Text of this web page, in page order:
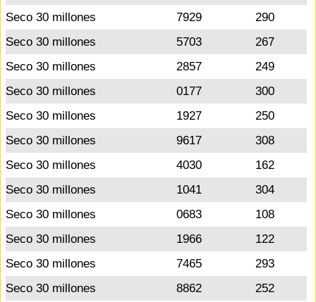
Seco 30 millones
7929
290
Seco 30 millones
5703
267
Seco 30 millones
2857
249
Seco 30 millones
0177
300
Seco 30 millones
1927
250
Seco 30 millones
9617
308
Seco 30 millones
4030
162
Seco 30 millones
1041
304
Seco 30 millones
0683
108
Seco 30 millones
1966
122
Seco 30 millones
7465
293
Seco 30 millones
8862
252